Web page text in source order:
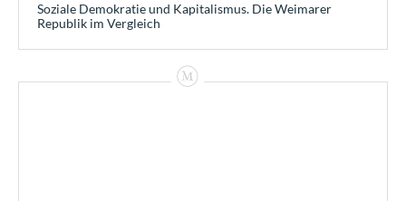
Soziale Demokratie und Kapitalismus. Die Weimarer
Republik im Vergleich